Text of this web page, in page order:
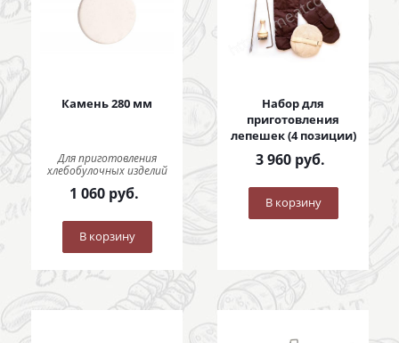
Камень 280 мм
Для приготовления
хлебобулочных изделий
1 060руб.
В корзину
Набор для
приготовления
лепешек (4 позиции)
3 960руб.
В корзину